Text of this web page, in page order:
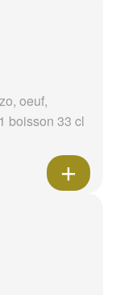
oeuf,
boisson 33 cl